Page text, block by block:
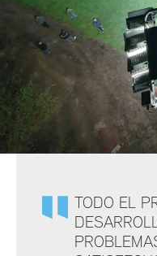
TODO EL